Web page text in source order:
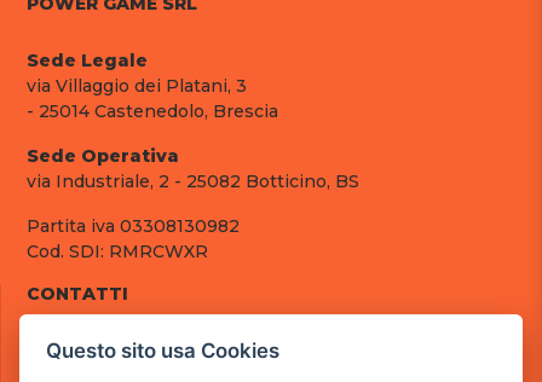
Sede Legale
via Villaggio dei Platani, 3
- 25014 Castenedolo, Brescia
Sede Operativa
via Industriale, 2 - 25082 Botticino, BS
Partita iva 03308130982
Cod. SDI: RMRCWXR
CONTATTI
tel.: +39 030 376 2377
Questo sito usa Cookies